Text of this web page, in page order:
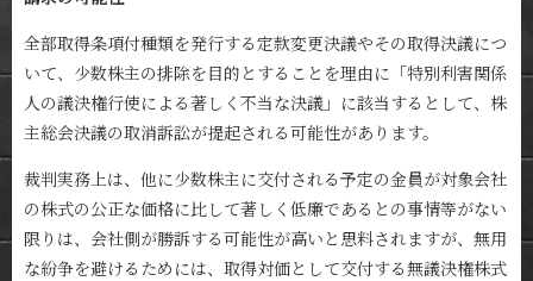
全部取得条項付種類を発行する定款変更決議やその取得決議につ
いて、少数株主の排除を目的とすることを理由に「特別利害関係
人の議決権行使による著しく不当な決議」に該当するとして、株
主総会決議の取消訴訟が提起される可能性があります。
裁判実務上は、他に少数株主に交付される予定の金員が対象会社
の株式の公正な価格に比して著しく低廉であるとの事情等がない
限りは、会社側が勝訴する可能性が高いと思料されますが、無用
な紛争を避けるためには、取得対価として交付する無議決権株式